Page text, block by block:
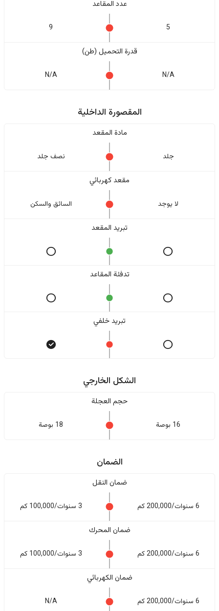
عدد المقاعد
5
9
قدرة التحميل (طن)
N/A
N/A
المقصورة الداخلية
مادة المقعد
جلد نصف جلد
مقعد كهربائي
لا یوجد السائق والسکن
تبريد المقعد
تدفئة المقاعد
تبريد خلفي
الشكل الخارجي
حجم العجلة
16 بوصة 18 بوصة
الضمان
ضمان النقل
6 سنوات/200,000 كم 3 سنوات/100,000 كم
ضمان المحرك
6 سنوات/200,000 كم 3 سنوات/100,000 كم
ضمان الكهربائي
6 سنوات/200,000 كم N/A